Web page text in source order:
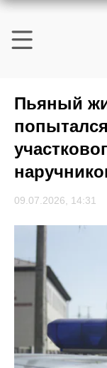
Пьяный
09.07.2026, 14:31